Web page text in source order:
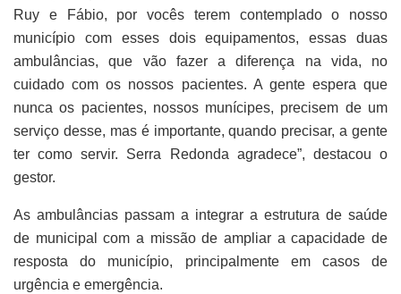
Ruy e Fábio, por vocês terem contemplado o nosso
município com esses dois equipamentos, essas duas
ambulâncias, que vão fazer a diferença na vida, no
cuidado com os nossos pacientes. A gente espera que
nunca os pacientes, nossos munícipes, precisem de um
serviço desse, mas é importante, quando precisar, a gente
ter como servir. Serra Redonda agradece”, destacou o
gestor.
As ambulâncias passam a integrar a estrutura de saúde
de municipal com a missão de ampliar a capacidade de
resposta do município, principalmente em casos de
urgência e emergência.